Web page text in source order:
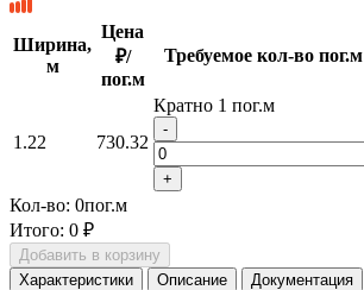
Ширина,
м
Цена
₽/
пог.м
Требуемое кол-во пог.м
1.22 730.32
Кратно 1 пог.м
-
+
Кол-во: 0пог.м
Итого: 0 ₽
Добавить в корзину
Характеристики
Описание Документация